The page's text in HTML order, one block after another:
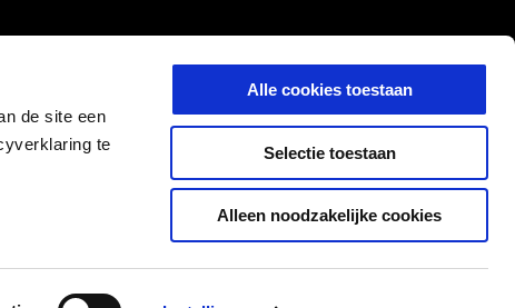
de site een
te
Alle cookies toestaan
Selectie toestaan
Alleen noodzakelijke cookies